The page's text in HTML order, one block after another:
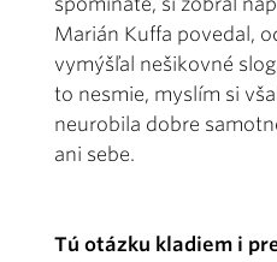
Marián Kuffa povedal,
vymýšľal nešikovné
to nesmie, myslím si
neurobila dobre
ani sebe.
Tú otázku kladiem i